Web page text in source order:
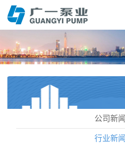
公司新闻
行业新闻